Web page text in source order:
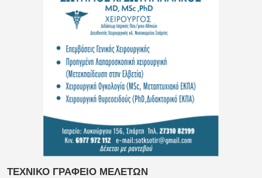
ΤΕΧΝΙΚΟ ΓΡΑΦΕΙΟ ΜΕΛΕΤΩΝ